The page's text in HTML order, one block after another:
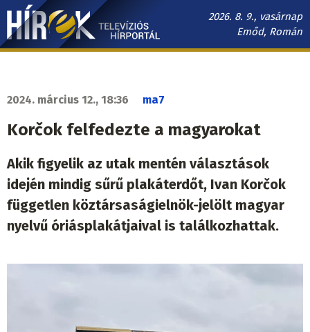
Ugrás
tartalomra
2026. 8. 9., vasárnap
Emőd, Román
Hírek.sk
navigáció
2024. március 12., 18:36 ma7
Korčok felfedezte a magyarokat
Akik figyelik az utak mentén választások
idején mindig sűrű plakáterdőt, Ivan Korčok
független köztársaságielnök-jelölt magyar
nyelvű óriásplakátjaival is találkozhattak.